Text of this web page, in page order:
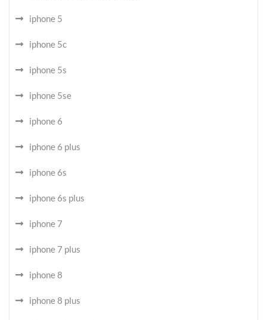
iphone 5
iphone 5c
iphone 5s
iphone 5se
iphone 6
iphone 6 plus
iphone 6s
iphone 6s plus
iphone 7
iphone 7 plus
iphone 8
iphone 8 plus